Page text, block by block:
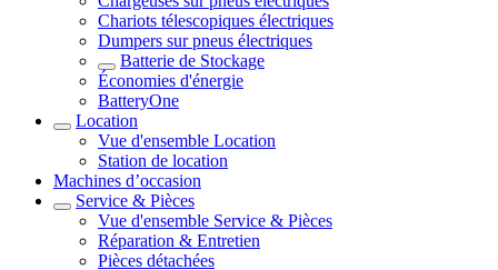
Chariots télescopiques électriques
Dumpers sur pneus électriques
Batterie de Stockage
Économies d'énergie
BatteryOne
Location
Vue d'ensemble Location
Station de location
Machines d’occasion
Service & Pièces
Vue d'ensemble Service & Pièces
Réparation & Entretien
Pièces détachées